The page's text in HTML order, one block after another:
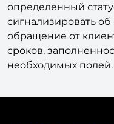
определенный
сигнализировать
обращение от
сроков,
необходимых полей.